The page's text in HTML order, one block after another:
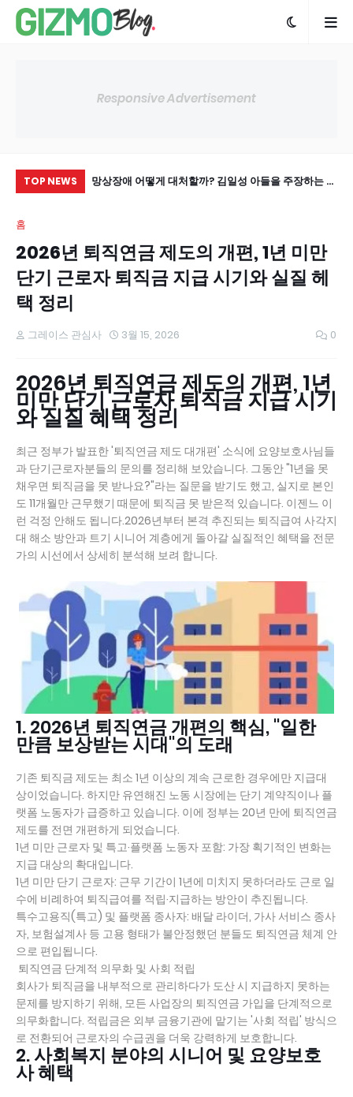
Responsive Advertisement
TOP NEWS
세 노모를 모시
망상장애 어떻게 대처할까? 김일성 아들을 주장하는 노
홈
2026년 퇴직연금 제도의 개편, 1년 미만
단기 근로자 퇴직금 지급 시기와 실질 헤
택 정리
그레이스 관심사 3월 15, 2026 0
2026년 퇴직연금 제도의 개편, 1년
미만 단기 근로자 퇴직금 지급 시기
와 실질 혜택 정리
최근 정부가 발표한 '퇴직연금 제도 대개편' 소식에 요양보호사님들
과 단기근로자분들의 문의를 정리해 보았습니다. 그동안 "1년을 못
채우면 퇴직금을 못 받나요?"라는 질문을 받기도 했고, 실지로 본인
도 11개월만 근무했기 때문에 퇴직금 못 받은적 있습니다. 이젠느 이
런 걱정 안해도 됩니다.2026년부터 본격 추진되는 퇴직급여 사각지
대 해소 방안과 트기 시니어 계층에게 돌아갈 실질적인 혜택을 전문
가의 시선에서 상세히 분석해 보려 합니다.
1. 2026년 퇴직연금 개편의 핵심, "일한
만큼 보상받는 시대"의 도래
기존 퇴직금 제도는 최소 1년 이상의 계속 근로한 경우에만 지급대
상이었습니다. 하지만 유연해진 노동 시장에는 단기 계약직이나 플
랫폼 노동자가 급증하고 있습니다. 이에 정부는 20년 만에 퇴직연금
제도를 전면 개편하게 되었습니다.
1년 미만 근로자 및 특고·플랫폼 노동자 포함: 가장 획기적인 변화는
지급 대상의 확대입니다.
1년 미만 단기 근로자: 근무 기간이 1년에 미치지 못하더라도 근로 일
수에 비례하여 퇴직급여를 적립·지급하는 방안이 추진됩니다.
특수고용직(특고) 및 플랫폼 종사자: 배달 라이더, 가사 서비스 종사
자, 보험설계사 등 고용 형태가 불안정했던 분들도 퇴직연금 체계 안
으로 편입됩니다.
퇴직연금 단계적 의무화 및 사회 적립
회사가 퇴직금을 내부적으로 관리하다가 도산 시 지급하지 못하는
문제를 방지하기 위해, 모든 사업장의 퇴직연금 가입을 단계적으로
의무화합니다. 적립금은 외부 금융기관에 맡기는 '사회 적립' 방식으
로 전환되어 근로자의 수급권을 더욱 강력하게 보호합니다.
2. 사회복지 분야의 시니어 및 요양보호
사 혜택